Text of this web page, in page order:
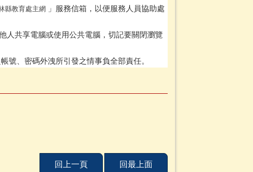
縣教育處主網 」服務信箱，以便服務人員協助處
人共享電腦或使用公共電腦，切記要關閉瀏覽
號、密碼外洩所引發之情事負全部責任。
回上一頁 回最上面